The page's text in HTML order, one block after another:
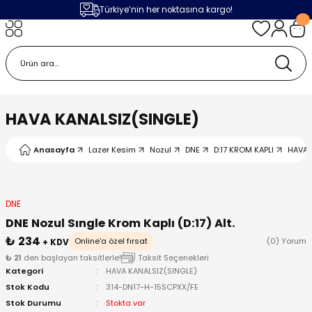
Türkiye’nin her noktasına kargo!
HAVA KANALSIZ(SINGLE)
Anasayfa Lazer Kesim Nozul DNE D:17 KROM KAPLI HAVA
DNE
DNE Nozul Sıngle Krom Kaplı (D:17) Alt.
₺ 234 + KDV Online'a özel fırsat
(0) Yorum
₺ 21 den başlayan taksitlerle!
Taksit Seçenekleri
Kategori
HAVA KANALSIZ(SINGLE)
Stok Kodu
314-DN17-H-15SCPXX/FE
Stok Durumu
Stokta var
Geri Dön
Parçaları
Ürünleri
Geri Dön
Geri Dön
Geri Dön